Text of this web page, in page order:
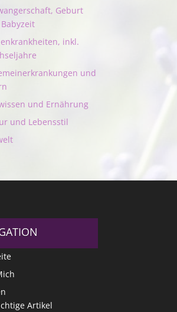
Geburt
inkl.
und
und Ernährung
und Lebensstil
Artikel